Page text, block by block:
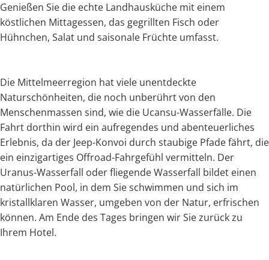
Genießen Sie die echte Landhausküche mit einem
köstlichen Mittagessen, das gegrillten Fisch oder
Hühnchen, Salat und saisonale Früchte umfasst.
Die Mittelmeerregion hat viele unentdeckte
Naturschönheiten, die noch unberührt von den
Menschenmassen sind, wie die Ucansu-Wasserfälle. Die
Fahrt dorthin wird ein aufregendes und abenteuerliches
Erlebnis, da der Jeep-Konvoi durch staubige Pfade fährt, die
ein einzigartiges Offroad-Fahrgefühl vermitteln. Der
Uranus-Wasserfall oder fliegende Wasserfall bildet einen
natürlichen Pool, in dem Sie schwimmen und sich im
kristallklaren Wasser, umgeben von der Natur, erfrischen
können. Am Ende des Tages bringen wir Sie zurück zu
Ihrem Hotel.